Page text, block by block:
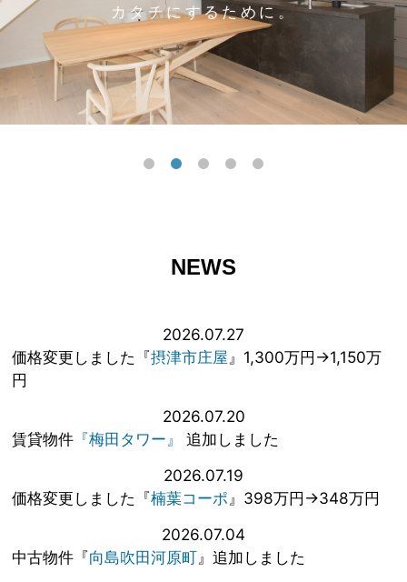
カタチにするために。
NEWS
2026.07.27
価格変更しました『摂津市庄屋』1,300万円→1,150万
円
2026.07.20
賃貸物件 『梅田タワー』
追加しました
2026.07.19
価格変更しました『楠葉コーポ』398万円→348万円
2026.07.04
中古物件『向島吹田河原町』追加しました